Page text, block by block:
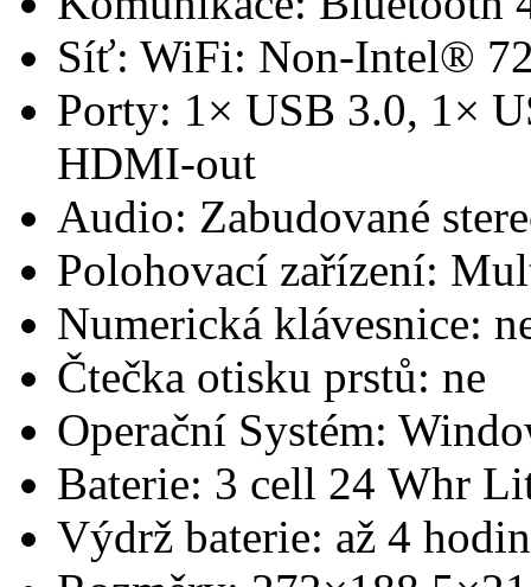
Síť: WiFi: Non-Intel®
Porty: 1× USB 3.0, 1×
HDMI-out
Audio: Zabudované
Polohovací zařízení:
Numerická klávesnice:
Čtečka otisku prstů: ne
Operační Systém:
Baterie: 3 cell 24 Whr
Výdrž baterie: až 4